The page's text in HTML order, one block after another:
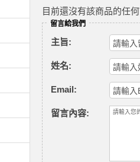
目前還沒有該商品的任
留言給我們
主旨:
姓名:
Email:
留言內容: